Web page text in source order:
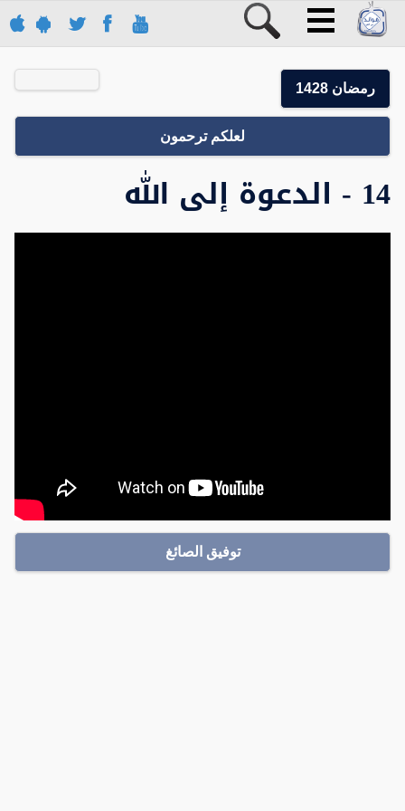
رمضان 1428
لعلكم ترحمون
14 - الدعوة إلى الله
توفيق الصائغ